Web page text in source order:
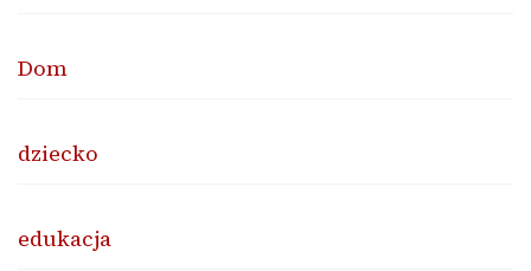
Dom
dziecko
edukacja